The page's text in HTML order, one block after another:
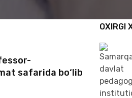
safarida bo‘lib
OXIRGI